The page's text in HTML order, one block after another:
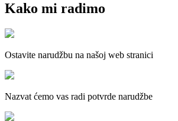
Kako mi radimo
Ostavite narudžbu na našoj web stranici
Nazvat ćemo vas radi potvrde narudžbe